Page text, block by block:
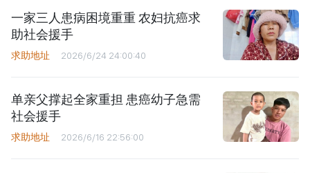
一家三人患病困境重重 农妇抗癌求
助社会援手
求助地址 2026/6/24 24:00:40
单亲父撑起全家重担 患癌幼子急需
社会援手
求助地址 2026/6/16 22:56:00